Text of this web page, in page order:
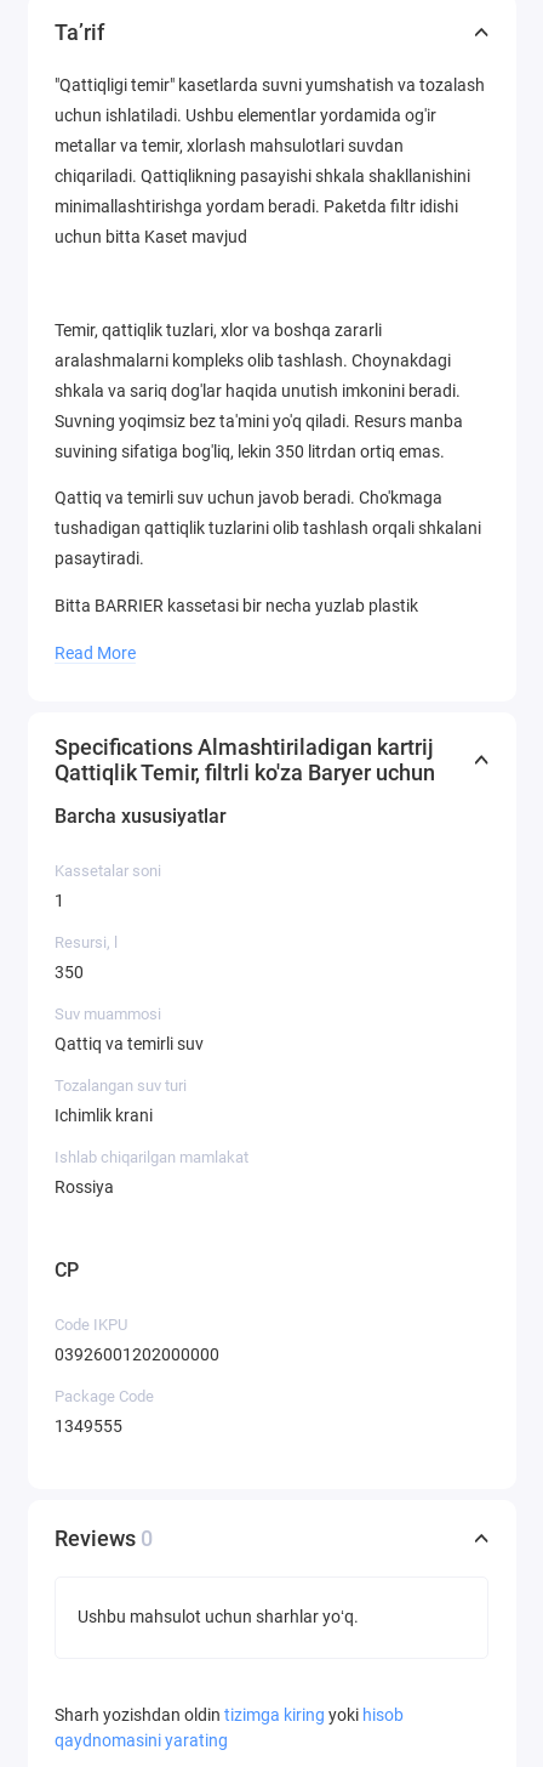
Ta’rif
"Qattiqligi temir" kasetlarda suvni yumshatish va tozalash
uchun ishlatiladi. Ushbu elementlar yordamida og'ir
metallar va temir, xlorlash mahsulotlari suvdan
chiqariladi. Qattiqlikning pasayishi shkala shakllanishini
minimallashtirishga yordam beradi. Paketda filtr idishi
uchun bitta Kaset mavjud
Temir, qattiqlik tuzlari, xlor va boshqa zararli
aralashmalarni kompleks olib tashlash. Choynakdagi
shkala va sariq dog'lar haqida unutish imkonini beradi.
Suvning yoqimsiz bez ta'mini yo'q qiladi. Resurs manba
suvining sifatiga bog'liq, lekin 350 litrdan ortiq emas.
Qattiq va temirli suv uchun javob beradi. Cho'kmaga
tushadigan qattiqlik tuzlarini olib tashlash orqali shkalani
pasaytiradi.
Bitta BARRIER kassetasi bir necha yuzlab plastik
Read More
Specifications Almashtiriladigan kartrij
Qattiqlik Temir, filtrli ko'za Baryer uchun
Barcha xususiyatlar
Kassetalar soni
1
Resursi, l
350
Suv muammosi
Qattiq va temirli suv
Tozalangan suv turi
Ichimlik krani
Ishlab chiqarilgan mamlakat
Rossiya
CP
Code IKPU
03926001202000000
Package Code
1349555
Reviews 0
Ushbu mahsulot uchun sharhlar yoʻq.
Sharh yozishdan oldin tizimga kiring yoki hisob
qaydnomasini yarating